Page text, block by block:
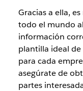
Gracias a ella,
todo el mundo
información
plantilla ideal de
para cada
asegúrate de
partes